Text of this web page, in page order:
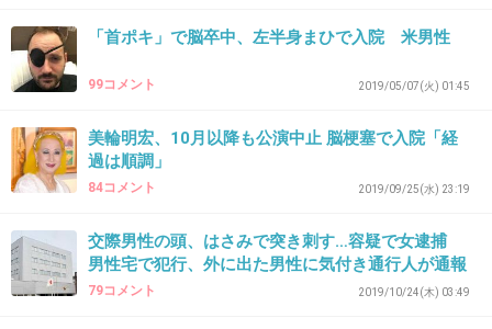
29. 匿名2020/06/15(月) 11:41:11
日本の医療保険制度については、アメリカでは
国内で、この報道をしているマスコミを、少な
くとも私は見たことがない。
「首ポキ」で脳卒中、左半身まひで入院 米男性
99コメント 2019/05/07(火) 01:45
美輪明宏、10月以降も公演中止 脳梗塞で入院「経
過は順調」
84コメント 2019/09/25(水) 23:19
交際男性の頭、はさみで突き刺す…容疑で女逮捕
男性宅で犯行、外に出た男性に気付き通行人が通報
79コメント 2019/10/24(木) 03:49